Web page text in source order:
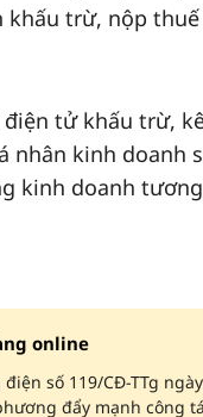
khấu trừ, nộp
tử khấu trừ,
nhân kinh doanh
kinh doanh
online
số 119/CĐ-TTg ngày
đẩy mạnh công